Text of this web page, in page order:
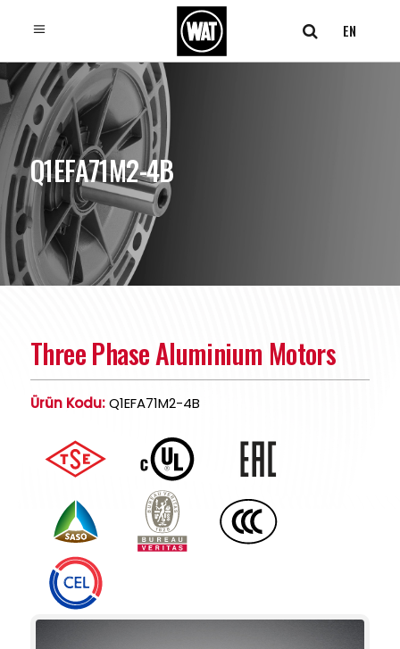
EN
Q1EFA71M2-4B
Three Phase Aluminium Motors
Ürün Kodu:Q1EFA71M2-4B